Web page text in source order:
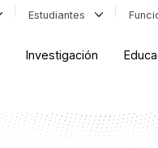
Estudiantes
Investigación